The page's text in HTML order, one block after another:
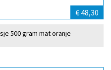
€ 48,30
500 gram mat oranje